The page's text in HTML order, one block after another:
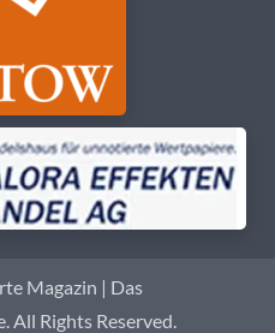
Magazin | Das
Rights Reserved.